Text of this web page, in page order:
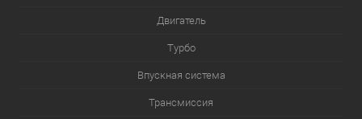
Двигатель
Турбо
Впускная система
Трансмиссия